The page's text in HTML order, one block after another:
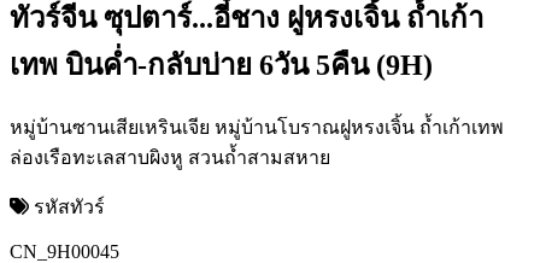
ทัวร์จีน ซุปตาร์...อี๋ชาง ฝูหรงเจิ้น ถ้ำเก้า
เทพ บินค่ำ-กลับบ่าย 6วัน 5คืน (9H)
หมู่บ้านซานเสียเหรินเจีย หมู่บ้านโบราณฝูหรงเจิ้น ถ้ำเก้าเทพ
ล่องเรือทะเลสาบผิงหู สวนถ้ำสามสหาย
รหัสทัวร์
CN_9H00045